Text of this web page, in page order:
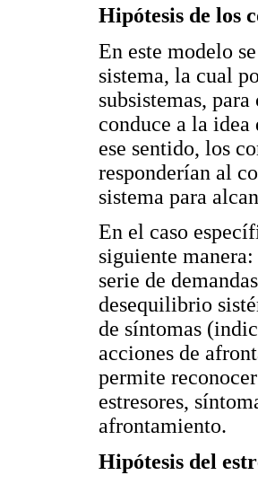
Hipótesis de los
En este modelo
sistema, la cual
subsistemas,
conduce a la
ese sentido, los
responderían al
sistema para
En el caso
siguiente
serie de
desequilibrio
de síntomas
acciones de
permite
estresores,
afrontamiento.
Hipótesis del